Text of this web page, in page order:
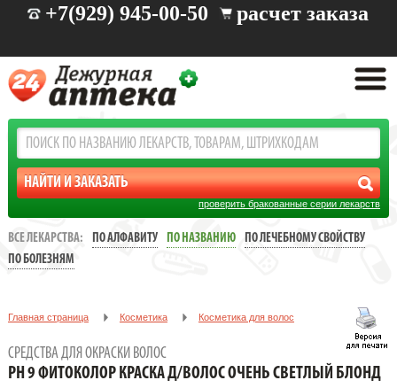
+7(929) 945-00-50 расчет заказа
проверить бракованные серии лекарств
ВСЕ ЛЕКАРСТВА: ПО АЛФАВИТУ ПО НАЗВАНИЮ
ПО ЛЕЧЕБНОМУ СВОЙСТВУ
ПО БОЛЕЗНЯМ
Главная страница Косметика Косметика для волос
PH 9 ФИТОКОЛОР КРАСКА Д/ВОЛОС ОЧЕНЬ СВЕТЛЫЙ БЛОНД
СРЕДСТВА ДЛЯ ОКРАСКИ ВОЛОС
PH 9 ФИТОКОЛОР КРАСКА Д/ВОЛОС ОЧЕНЬ СВЕТЛЫЙ БЛОНД